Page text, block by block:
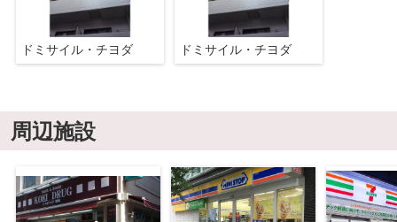
ドミサイル・チヨダ ドミサイル・チヨダ
周辺施設